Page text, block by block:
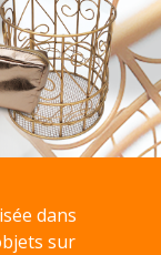
dans
sur